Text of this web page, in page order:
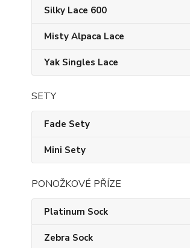
Silky Lace 600
Misty Alpaca Lace
Yak Singles Lace
SETY
Fade Sety
Mini Sety
PONOŽKOVÉ PŘÍZE
Platinum Sock
Zebra Sock